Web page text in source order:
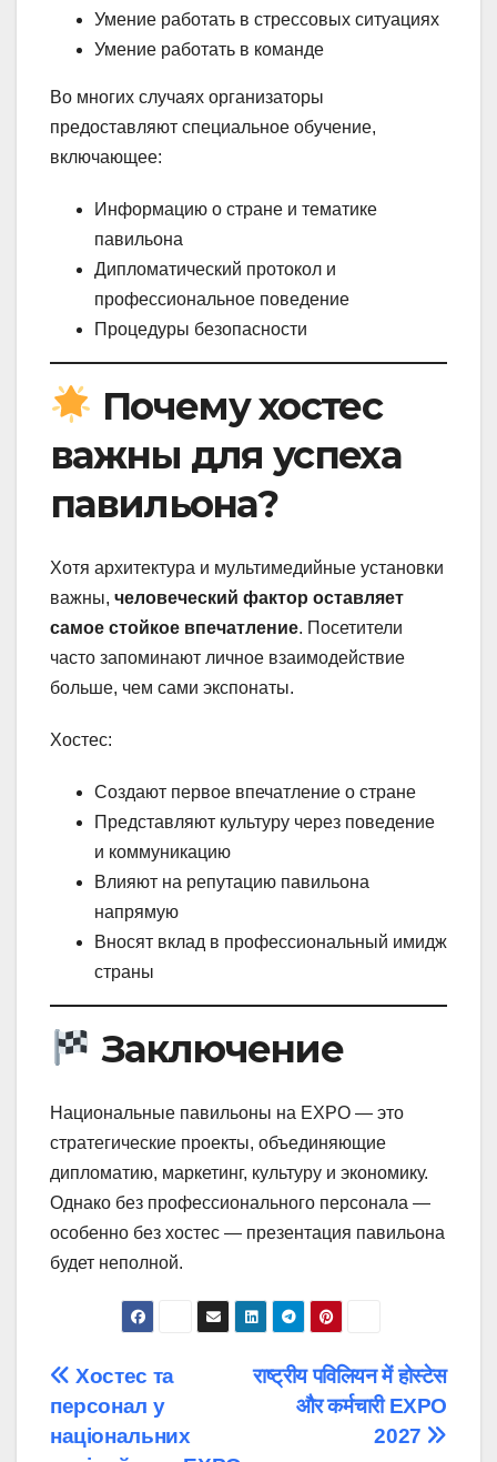
Умение работать в стрессовых ситуациях
Умение работать в команде
Во многих случаях организаторы
предоставляют специальное обучение,
включающее:
Информацию о стране и тематике
павильона
Дипломатический протокол и
профессиональное поведение
Процедуры безопасности
Почему хостес
важны для успеха
павильона?
Хотя архитектура и мультимедийные установки
важны, человеческий фактор оставляет
самое стойкое впечатление. Посетители
часто запоминают личное взаимодействие
больше, чем сами экспонаты.
Хостес:
Создают первое впечатление о стране
Представляют культуру через поведение
и коммуникацию
Влияют на репутацию павильона
напрямую
Вносят вклад в профессиональный имидж
страны
Заключение
Национальные павильоны на EXPO — это
стратегические проекты, объединяющие
дипломатию, маркетинг, культуру и экономику.
Однако без профессионального персонала —
особенно без хостес — презентация павильона
будет неполной.
Post
navigation
राष्ट्रीय पविलियन में होस्टेस
और कर्मचारी EXPO
2027
Хостес та
персонал у
національних